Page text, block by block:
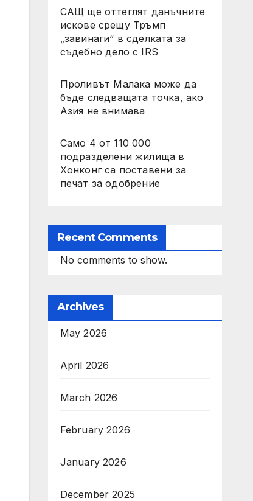
САЩ ще оттеглят данъчните
искове срещу Тръмп
„завинаги“ в сделката за
съдебно дело с IRS
Проливът Малака може да
бъде следващата точка, ако
Азия не внимава
Само 4 от 110 000
подразделени жилища в
Хонконг са поставени за
печат за одобрение
Recent Comments
No comments to show.
Archives
May 2026
April 2026
March 2026
February 2026
January 2026
December 2025